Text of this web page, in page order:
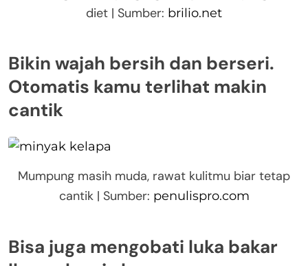
diet | Sumber: brilio.net
Bikin wajah bersih dan berseri.
Otomatis kamu terlihat makin
cantik
Mumpung masih muda, rawat kulitmu biar tetap
cantik | Sumber: penulispro.com
Bisa juga mengobati luka bakar